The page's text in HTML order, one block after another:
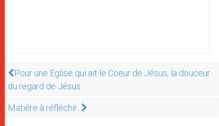
Pour une Eglise qui ait le Coeur de Jésus, la douceur
du regard de Jésus
Matière à réfléchir...